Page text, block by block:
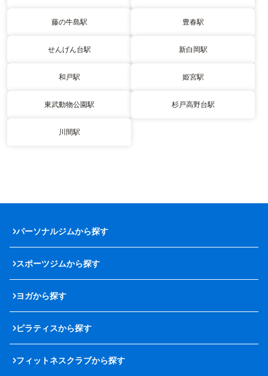
藤の牛島駅 豊春駅
せんげん台駅 新白岡駅
和戸駅 姫宮駅
東武動物公園駅 杉戸高野台駅
川間駅
パーソナルジムから探す
スポーツジムから探す
ヨガから探す
ピラティスから探す
フィットネスクラブから探す